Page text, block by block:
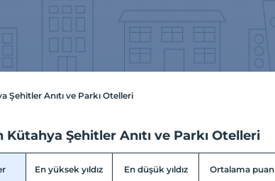
Şehitler Anıtı ve Parkı Otelleri
Kütahya Şehitler Anıtı ve Parkı Otelleri
En yüksek yıldız En düşük yıldız Ortalama puan